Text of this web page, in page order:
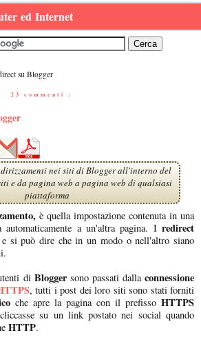
ed Internet
su Blogger
23 commenti :
nei siti di Blogger all'interno del
e da pagina web a pagina web di qualsiasi
piattaforma
è quella impostazione contenuta in una
automaticamente a un'altra pagina. I redirect
si può dire che in un modo o nell'altro siano
di Blogger sono passati dallaconnessione
, tutti i post dei loro siti sono stati forniti
che apre la pagina con il prefisso HTTPS
su un link postato nei social quando
HTTP.